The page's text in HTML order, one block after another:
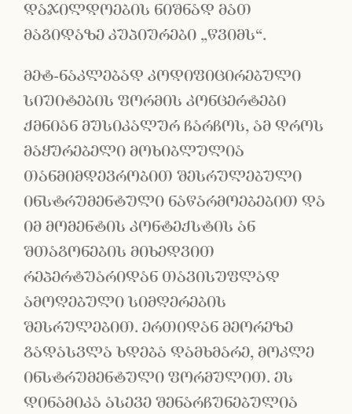
დაჯილდოების ნიშნად მათ
მაგიდაზე კუპიურები „წვიმს“.
მეტ-ნაკლებად კოდიფიცირებული
სიუიტების ფორმის კონცერტები
ქმნიან მუსიკალურ ჩარჩოს, ამ დროს
მაყურებელი მოხიბლულია
თანმიმდევრობით შესრულებული
ინსტრუმენტული ნაწარმოებებით და
იმ მომენტის კონტექსტის ან
შთაგონების მიხედვით
რეპერტუარიდან თავისუფლად
ამოღებული სიმღერების
შესრულებით. ერთიდან მეორეზე
გადასვლა ხდება დამხმარე, მოკლე
ინსტრუმენტული ფორმულით. ეს
დინამიკა ასევე შენარჩუნებულია